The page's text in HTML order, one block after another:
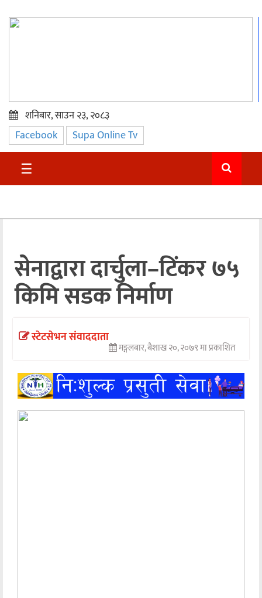
प्रमुख
समाचार
सुदुर
अन्तराष्ट्रिय
अन्तर्वार्ता
अर्थ
खेलकुद
अन्य
शनिबार, साउन २३, २०८३
Facebook Supa Online Tv
☰
सेनाद्वारा दार्चुला–टिंकर ७५
किमि सडक निर्माण
स्टेटसेभन संवाददाता
मङ्गलबार, बैशाख २०, २०७९ मा प्रकाशित